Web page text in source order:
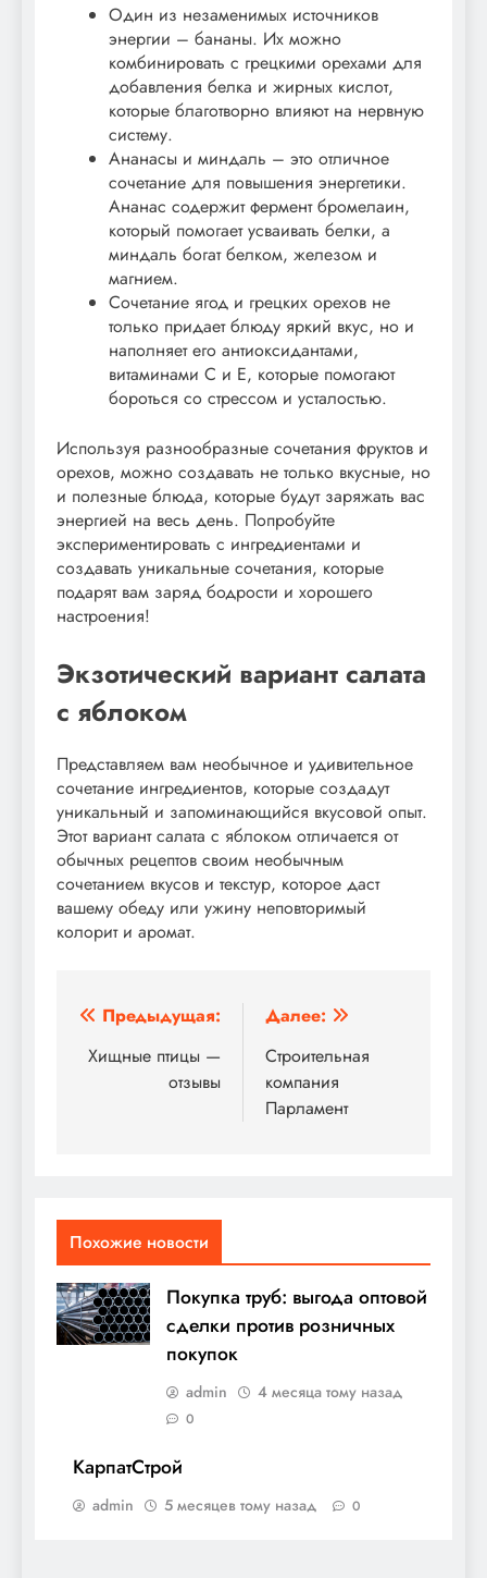
Один из незаменимых источников
энергии – бананы. Их можно
комбинировать с грецкими орехами для
добавления белка и жирных кислот,
которые благотворно влияют на нервную
систему.
Ананасы и миндаль – это отличное
сочетание для повышения энергетики.
Ананас содержит фермент бромелаин,
который помогает усваивать белки, а
миндаль богат белком, железом и
магнием.
Сочетание ягод и грецких орехов не
только придает блюду яркий вкус, но и
наполняет его антиоксидантами,
витаминами С и Е, которые помогают
бороться со стрессом и усталостью.
Используя разнообразные сочетания фруктов и
орехов, можно создавать не только вкусные, но
и полезные блюда, которые будут заряжать вас
энергией на весь день. Попробуйте
экспериментировать с ингредиентами и
создавать уникальные сочетания, которые
подарят вам заряд бодрости и хорошего
настроения!
Экзотический вариант салата
с яблоком
Представляем вам необычное и удивительное
сочетание ингредиентов, которые создадут
уникальный и запоминающийся вкусовой опыт.
Этот вариант салата с яблоком отличается от
обычных рецептов своим необычным
сочетанием вкусов и текстур, которое даст
вашему обеду или ужину неповторимый
колорит и аромат.
Навигация
по
записям
Предыдущая:
Хищные птицы —
отзывы
Далее:
Строительная
компания
Парламент
Похожие новости
Покупка труб: выгода оптовой
сделки против розничных
покупок
admin 4 месяца тому назад
0
КарпатСтрой
admin 5 месяцев тому назад 0